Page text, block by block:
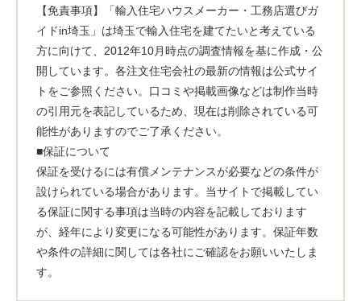
【免責事項】「輸入住宅ハウスメーカー・工務店選びガ
イドin埼玉」は埼玉で輸入住宅を建てたいと考えている
方に向けて、2012年10月時点の調査情報を基に作成・公
開しています。各注文住宅会社の最新の情報は公式サイ
トをご参照ください。口コミや掲載画像などは制作当時
の引用元を表記しているため、現在は削除されている可
能性がありますのでご了承ください。
■保証について
保証を受けるには有償メンテナンスが必要などの条件が
設けられている場合があります。当サイトで掲載してい
る保証に関する事項は当時の内容を記載しております
が、経年により変更になる可能性があります。保証年数
や条件の詳細に関しては各社にご確認をお願いいたしま
す。